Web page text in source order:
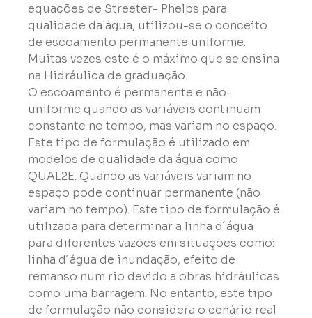
equações de Streeter- Phelps para
qualidade da água, utilizou-se o conceito
de escoamento permanente uniforme.
Muitas vezes este é o máximo que se ensina
na Hidráulica de graduação.
O escoamento é permanente e não-
uniforme quando as variáveis continuam
constante no tempo, mas variam no espaço.
Este tipo de formulação é utilizado em
modelos de qualidade da água como
QUAL2E. Quando as variáveis variam no
espaço pode continuar permanente (não
variam no tempo). Este tipo de formulação é
utilizada para determinar a linha d´água
para diferentes vazões em situações como:
linha d´água de inundação, efeito de
remanso num rio devido a obras hidráulicas
como uma barragem. No entanto, este tipo
de formulação não considera o cenário real